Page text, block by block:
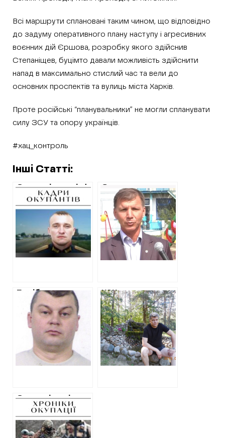
Всі маршрути сплановані таким чином, що відповідно
до задуму оперативного плану наступу і агресивних
воєнних дій Єршова, розробку якого здійснив
Степаніщев, буцімто давали можливість здійснити
напад в максимально стислий час та вели до
основних проспектів та вулиць міста Харків.
Проте російські “планувальники” не могли спланувати
силу ЗСУ та опору українців.
#хац_контроль
Інші Статті:
Стало відоме ім’я
російського
полковника, який
застрелив
цивільного на
Харківщині
Окупанти
призначили
колишнього мера
Куп’янська на
“посаду” голови
Петропавлівської
тергромади
Посібники
російських
окупантів на
Харківщині. Ізюм
та Вовчанськ.
ХАЦ
ідентифікував
російських
військових, які
керували
захопленням
територій
Харківської
Стали відомі
імена трьох
російських
військових, які